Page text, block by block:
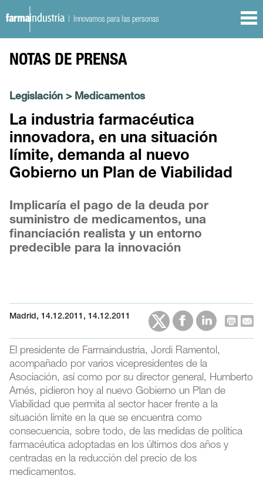
| Innovamos para las personas
NOTAS DE PRENSA
Legislación > Medicamentos
La industria farmacéutica
innovadora, en una situación
límite, demanda al nuevo
Gobierno un Plan de Viabilidad
Implicaría el pago de la deuda por
suministro de medicamentos, una
financiación realista y un entorno
predecible para la innovación
Madrid, 14.12.2011, 14.12.2011
El presidente de Farmaindustria, Jordi Ramentol,
acompañado por varios vicepresidentes de la
Asociación, así como por su director general, Humberto
Arnés, pidieron hoy al nuevo Gobierno un Plan de
Viabilidad que permita al sector hacer frente a la
situación límite en la que se encuentra como
consecuencia, sobre todo, de las medidas de política
farmacéutica adoptadas en los últimos dos años y
centradas en la reducción del precio de los
medicamentos.